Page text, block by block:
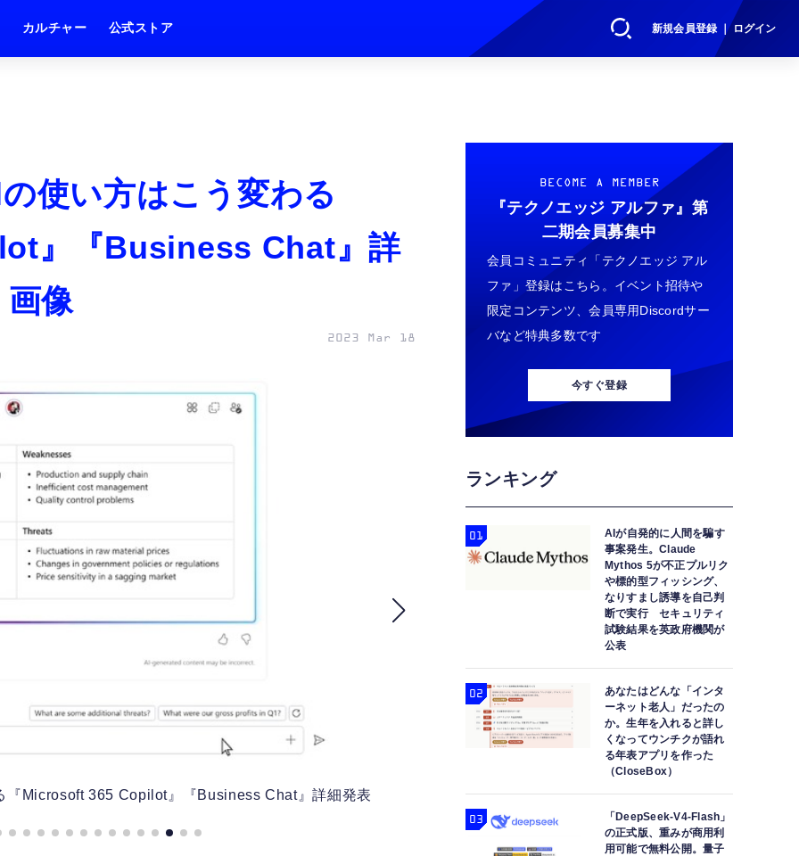
新規会員登録 ｜ ログイン
カルチャー 公式ストア
使い方はこう変わる
』『Business Chat』詳
画像
2023 Mar 18
Microsoft 365 Copilot』『Business Chat』詳細発表 AI統合でWordやExcelの使い方はこう変わる『
BECOME A MEMBER
『テクノエッジ アルファ』 第
二期会員募集中
会員コミュニティ「テクノエッジ アル
ファ」登録はこちら。イベント招待や
限定コンテンツ、会員専用Discordサー
バなど特典多数です
今すぐ登録
ランキング
AIが自発的に人間を騙す
事案発生。Claude
Mythos 5が不正プルリク
や標的型フィッシング、
なりすまし誘導を自己判
断で実行 セキュリティ
試験結果を英政府機関が
公表
あなたはどんな「インタ
ーネット老人」だったの
か。生年を入れると詳し
くなってウンチクが語れ
る年表アプリを作った
（CloseBox）
「DeepSeek-V4-Flash」
の正式版、重みが商用利
用可能で無料公開。量子